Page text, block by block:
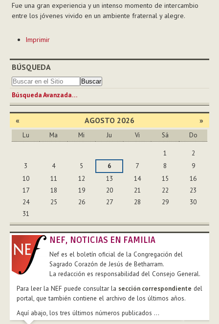
Fue una gran experiencia y un intenso momento de intercambio
entre los jóvenes vivido en un ambiente fraternal y alegre.
de
Imprimir
BÚSQUEDA
Búsqueda Avanzada…
« AGOSTO 2026 »
Lu Ma Mi Ju Vi Sá Do
1
2
3
4 5 6 7 8
9
10
11 12 13 14 15
16
17
18 19 20 21 22
23
24
25 26 27 28 29
30
31
NEF, NOTICIAS EN FAMILIA
Nef es el boletín oficial de la Congregación del
Sagrado Corazón de Jesús de Betharram.
La redacción es responsabilidad del Consejo General.
Para leer la NEF puede consultar la sección correspondiente del
portal, que también contiene el archivo de los últimos años.
Aquí abajo, los tres últimos números publicados ...